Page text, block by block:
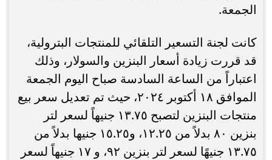
الجمعة.
كانت لجنة التسعير التلقائي للمنتجات البترولية،
قد قررت زيادة أسعار البنزين والسولار، وذلك
اعتباراً من الساعة السادسة صباح اليوم الجمعة
الموافق ١٨ أكتوبر ٢٠٢٤، حيث تم تعديل سعر بيع
منتجات البنزين لتصبح ١٣.٧٥ جنيهاً لسعر لتر
بنزين ٨٠ بدلاً من ١٢.٢٥، و١٥.٢٥ جنيها بدلاً من
١٣.٧٥ جنيهًا لسعر لتر بنزين ٩٢، و ١٧ جنيهاً لسعر